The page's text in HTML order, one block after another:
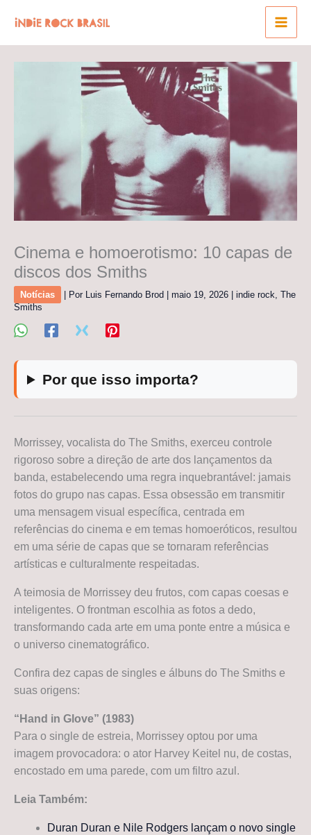
para
o
conteúdo
Cinema e homoerotismo: 10 capas de
discos dos Smiths
Notícias | Por Luis Fernando Brod maio 19, 2026 indie rock, The
Smiths
Por que isso importa?
Morrissey, vocalista do The Smiths, exerceu controle
rigoroso sobre a direção de arte dos lançamentos da
banda, estabelecendo uma regra inquebrantável: jamais
fotos do grupo nas capas. Essa obsessão em transmitir
uma mensagem visual específica, centrada em
referências do cinema e em temas homoeróticos, resultou
em uma série de capas que se tornaram referências
artísticas e culturalmente respeitadas.
A teimosia de Morrissey deu frutos, com capas coesas e
inteligentes. O frontman escolhia as fotos a dedo,
transformando cada arte em uma ponte entre a música e
o universo cinematográfico.
Confira dez capas de singles e álbuns do The Smiths e
suas origens:
“Hand in Glove” (1983)
Para o single de estreia, Morrissey optou por uma
imagem provocadora: o ator Harvey Keitel nu, de costas,
encostado em uma parede, com um filtro azul.
Leia Também:
Duran Duran e Nile Rodgers lançam o novo single